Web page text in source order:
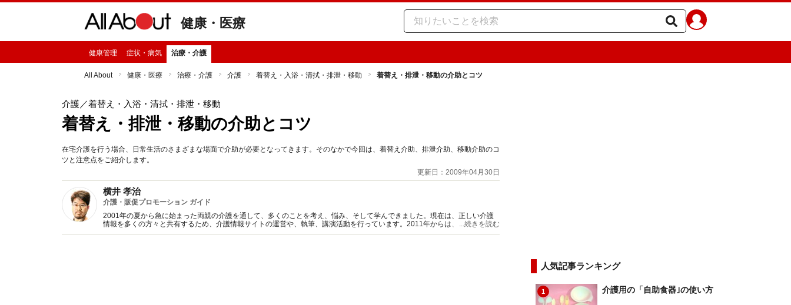
健康・医療
健康管理 症状・病気 治療・介護
All About 健康・医療 治療・介護 介護 着替え・入浴・清拭・排泄・移動 着替え・排泄・移動の介助とコツ
介護／着替え・入浴・清拭・排泄・移動
着替え・排泄・移動の介助とコツ
在宅介護を行う場合、日常生活のさまざまな場面で介助が必要となってきます。そのなかで今回は、着替え介助、排泄介助、移動介助のコ
ツと注意点をご紹介します。
更新日：2009年04月30日
横井 孝治
介護・販促プロモーション ガイド
2001年の夏から急に始まった両親の介護を通して、多くのことを考え、悩み、そして学んできました。現在は、正しい介護
情報を多くの方々と共有するため、介護情報サイトの運営や、執筆、講演活動を行っています。2011年からは、20年以上の
キャリアをもとに「販促プロモーション」ガイドにも就任しました。
...続きを読む
人気記事ランキング
1 介護用の「自助食器｣の使い方